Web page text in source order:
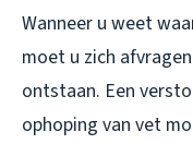
Wanneer u weet
moet u zich
ontstaan. Een
ophoping van vet